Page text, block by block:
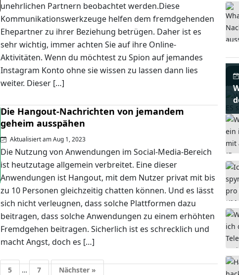
unehrlichen Partnern beobachtet werden.Diese
Kommunikationswerkzeuge helfen dem fremdgehenden
Ehepartner zu ihrer Beziehung betrügen. Daher ist es
sehr wichtig, immer achten Sie auf ihre Online-
Aktivitäten. Wenn du möchtest zu Spion auf jemandes
Instagram Konto ohne sie wissen zu lassen dann lies
weiter. Dieser […]
Die Hangout-Nachrichten von jemandem
geheim ausspähen
Aktualisiert am Aug 1, 2023
Die Nutzung von Anwendungen im Social-Media-Bereich
ist heutzutage allgemein verbreitet. Eine dieser
Anwendungen ist Hangout, mit dem Nutzer privat mit bis
zu 10 Personen gleichzeitig chatten können. Und es lässt
sich nicht verleugnen, dass solche Plattformen dazu
beitragen, dass solche Anwendungen zu einem erhöhten
Fremdgehen beitragen. Sicherlich ist es schrecklich und
macht Angst, doch es […]
5 … 7 Nächster »